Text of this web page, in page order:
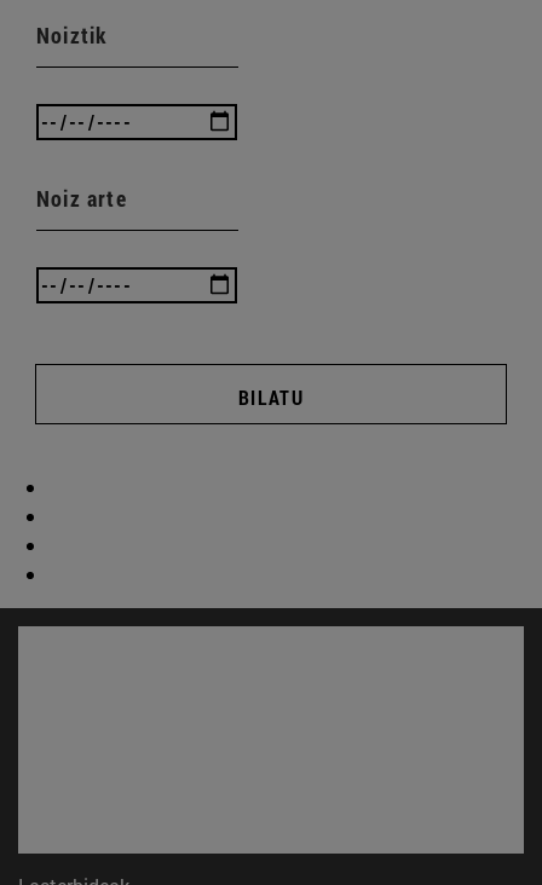
Noiztik
Noiz arte
BILATU